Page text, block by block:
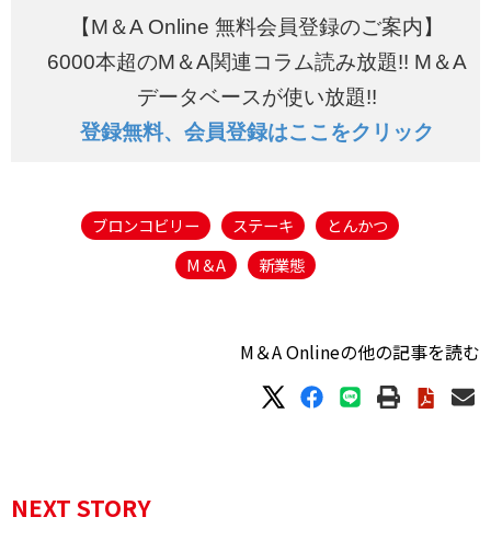
【M＆A Online 無料会員登録のご案内】
6000本超のM＆A関連コラム読み放題!! M＆A
データベースが使い放題!!
登録無料、会員登録はここをクリック
ブロンコビリー ステーキ
とんかつ
M＆A
新業態
M＆A Onlineの他の記事を読む
NEXT STORY